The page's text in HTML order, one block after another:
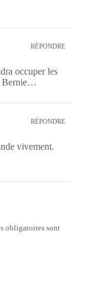
RÉPONDRE
occuper les
Bernie…
RÉPONDRE
vivement.
obligatoires sont